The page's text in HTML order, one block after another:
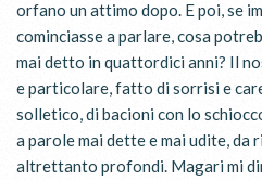
orfano un attimo dopo. E poi, se
cominciasse a parlare, cosa
mai detto in quattordici anni? Il
e particolare, fatto di sorrisi e
solletico, di bacioni con lo
a parole mai dette e mai udite, da
altrettanto profondi. Magari mi